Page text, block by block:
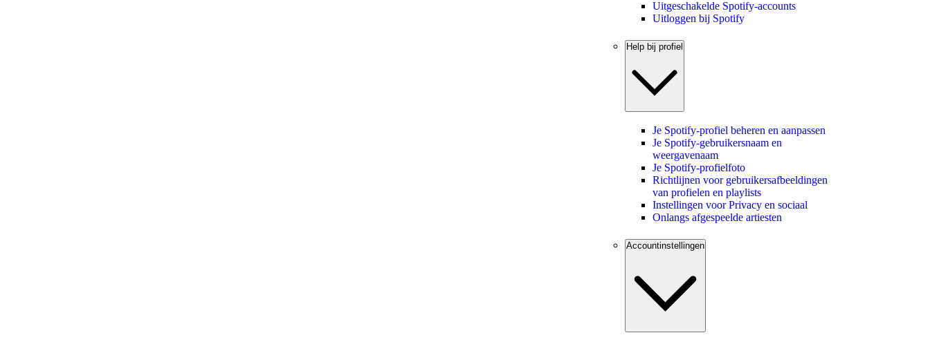
Uitgeschakelde Spotify-accounts
Uitloggen bij Spotify
Help bij profiel
Je Spotify-profiel beheren en aanpassen
Je Spotify-gebruikersnaam en
weergavenaam
Je Spotify-profielfoto
Richtlijnen voor gebruikersafbeeldingen
van profielen en playlists
Instellingen voor Privacy en sociaal
Onlangs afgespeelde artiesten
Accountinstellingen